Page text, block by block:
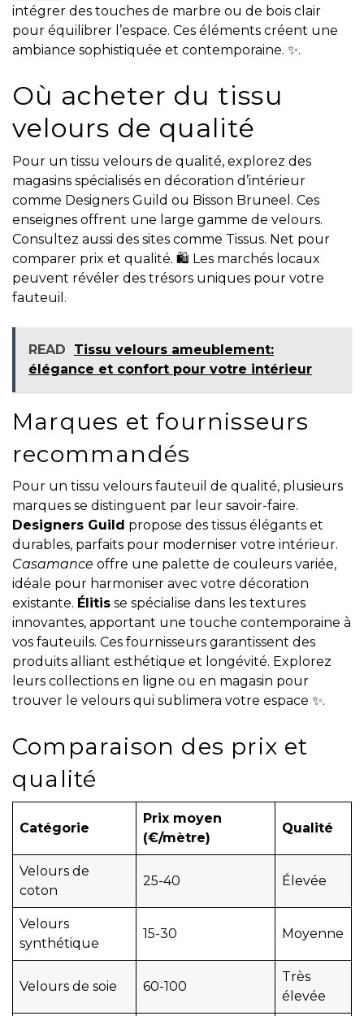
intégrer des touches de marbre ou de bois clair
pour équilibrer l’espace. Ces éléments créent une
ambiance sophistiquée et contemporaine. ✨.
Où acheter du tissu
velours de qualité
Pour un tissu velours de qualité, explorez des
magasins spécialisés en décoration d’intérieur
comme Designers Guild ou Bisson Bruneel. Ces
enseignes offrent une large gamme de velours.
Consultez aussi des sites comme Tissus. Net pour
comparer prix et qualité. 🛍️ Les marchés locaux
peuvent révéler des trésors uniques pour votre
fauteuil.
READ
Tissu velours ameublement:
élégance et confort pour votre intérieur
Marques et fournisseurs
recommandés
Pour un tissu velours fauteuil de qualité, plusieurs
marques se distinguent par leur savoir-faire.
Designers Guild propose des tissus élégants et
durables, parfaits pour moderniser votre intérieur.
Casamance offre une palette de couleurs variée,
idéale pour harmoniser avec votre décoration
existante. Élitis se spécialise dans les textures
innovantes, apportant une touche contemporaine à
vos fauteuils. Ces fournisseurs garantissent des
produits alliant esthétique et longévité. Explorez
leurs collections en ligne ou en magasin pour
trouver le velours qui sublimera votre espace ✨.
Comparaison des prix et
qualité
Catégorie
Prix moyen
(€/mètre)
Qualité
Velours de
coton
25-40 Élevée
Velours
synthétique
15-30 Moyenne
Velours de soie 60-100
Très
élevée